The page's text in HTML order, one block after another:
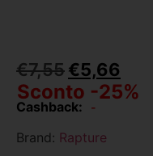
€7,55€5,66
Sconto -25%
Cashback: -
Brand: Rapture